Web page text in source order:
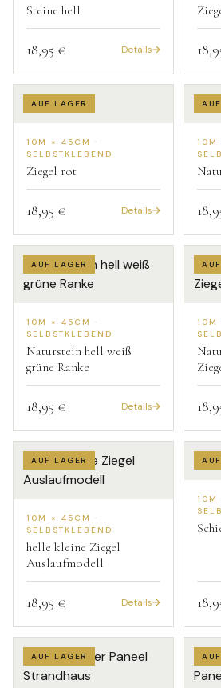
Steine hell
18,95 € Details
AUF LAGER
10M × 45CM ·
SELBSTKLEBEND
Ziegel rot
18,95 € Details
10M
AUF LAGER
10M × 45CM ·
SELBSTKLEBEND
Naturstein hell weiß
grüne Ranke
18,95 € Details
10M
AUF LAGER
10M × 45CM ·
SELBSTKLEBEND
helle kleine Ziegel
Auslaufmodell
18,95 € Details
10M
AUF LAGER